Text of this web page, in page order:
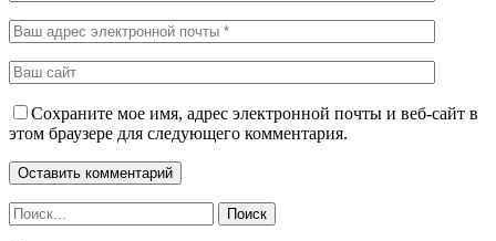
Сохраните мое имя, адрес электронной почты и веб-сайт в
этом браузере для следующего комментария.